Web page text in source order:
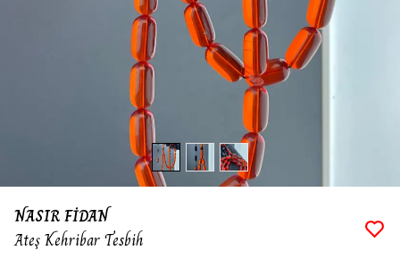
NASIR FİDAN
Ateş Kehribar Tesbih